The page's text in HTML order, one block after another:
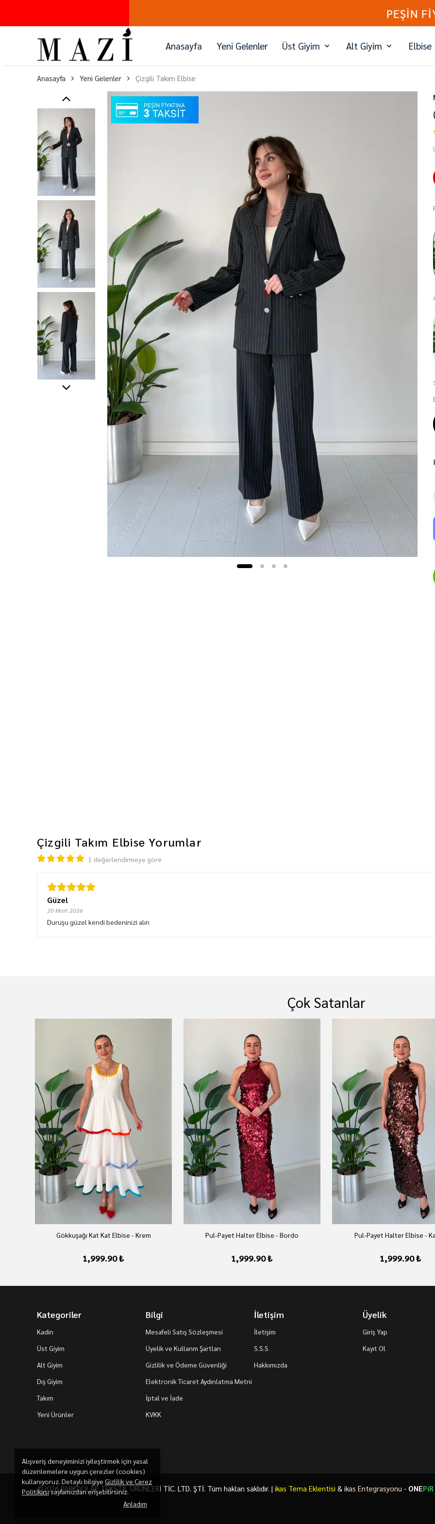
PEŞİN FİYATINA 3 TAKSİT
Anasayfa Yeni Gelenler Üst Giyim Alt Giyim Elbise
Alışveriş deneyiminizi iyileştirmek için yasal
düzenlemelere uygun çerezler (cookies)
kullanıyoruz. Detaylı bilgiye Gizlilik ve Çerez
Politikasısayfamızdan erişebilirsiniz.
Anladım
Anasayfa Yeni Gelenler Çizgili Takım Elbise
Çizgili Takım Elbise Yorumlar
1 değerlendirmeye göre
Güzel
20 Mart 2026
Duruşu güzel kendi bedeninizi alın
Çok Satanlar
Gökkuşağı Kat Kat Elbise - Krem
1,999.90 ₺
Pul-Payet Halter Elbise - Bordo
1,999.90 ₺
Pul-Payet Halter Elbise -
1,999.90 ₺
Kategoriler
Kadin
Üst Giyim
Alt Giyim
Dış Giyim
Takım
Yeni Ürünler
Bilgi
Mesafeli Satış Sözleşmesi
Üyelik ve Kullanm Şartları
Gizlilik ve Ödeme Güvenliği
Elektronik Ticaret Aydınlatma Metni
İptal ve İade
KVKK
İletişim
İletişim
S.S.S
Hakkımızda
Üyelik
Giriş Yap
Kayıt Ol
©2026 PARKDOLAP TEKSTİL ÜRÜNLERİ TİC. LTD. ŞTİ. Tüm hakları saklıdır. | ikas Tema Eklentisi & ikas Entegrasyonu - ONEPiR